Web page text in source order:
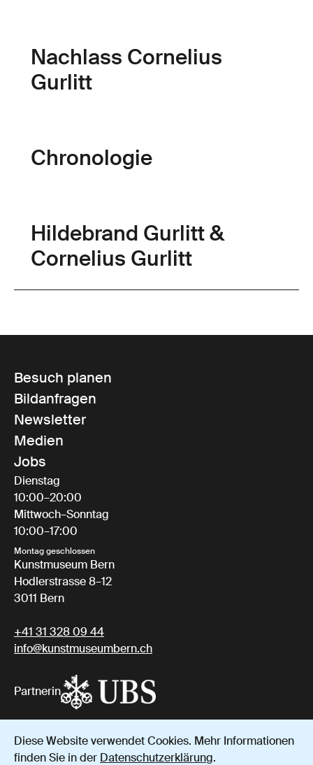
Nachlass Cornelius
Gurlitt
Chronologie
Hildebrand Gurlitt &
Cornelius Gurlitt
Diese Website verwendet Cookies. Mehr Informationen
finden Sie in der Datenschutzerklärung.
Besuch planen
Bildanfragen
Newsletter
Medien
Jobs
Dienstag
10:00–20:00
Mittwoch–Sonntag
10:00–17:00
Montag geschlossen
Kunstmuseum Bern
Hodlerstrasse 8–12
3011 Bern
+41 31 328 09 44
info@kunstmuseumbern.ch
Partnerin